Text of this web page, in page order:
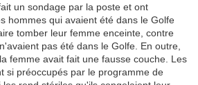
fait un sondage par la poste et ont
hommes qui avaient été dans le Golfe
tomber leur femme enceinte, contre
pas été dans le Golfe. En outre,
femme avait fait une fausse couche. Les
si préoccupés par le programme de